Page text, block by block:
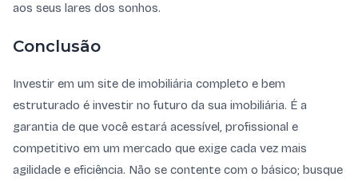
aos seus lares dos sonhos.
Conclusão
Investir em um site de imobiliária completo e bem
estruturado é investir no futuro da sua imobiliária. É a
garantia de que você estará acessível, profissional e
competitivo em um mercado que exige cada vez mais
agilidade e eficiência. Não se contente com o básico; busque